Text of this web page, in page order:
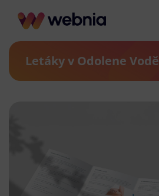
Letáky v Odolene Vodě